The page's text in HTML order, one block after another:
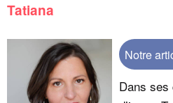
Tatiana
Notre
Dans